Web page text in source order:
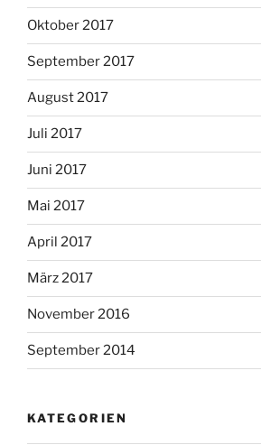
Oktober 2017
September 2017
August 2017
Juli 2017
Juni 2017
Mai 2017
April 2017
März 2017
November 2016
September 2014
KATEGORIEN